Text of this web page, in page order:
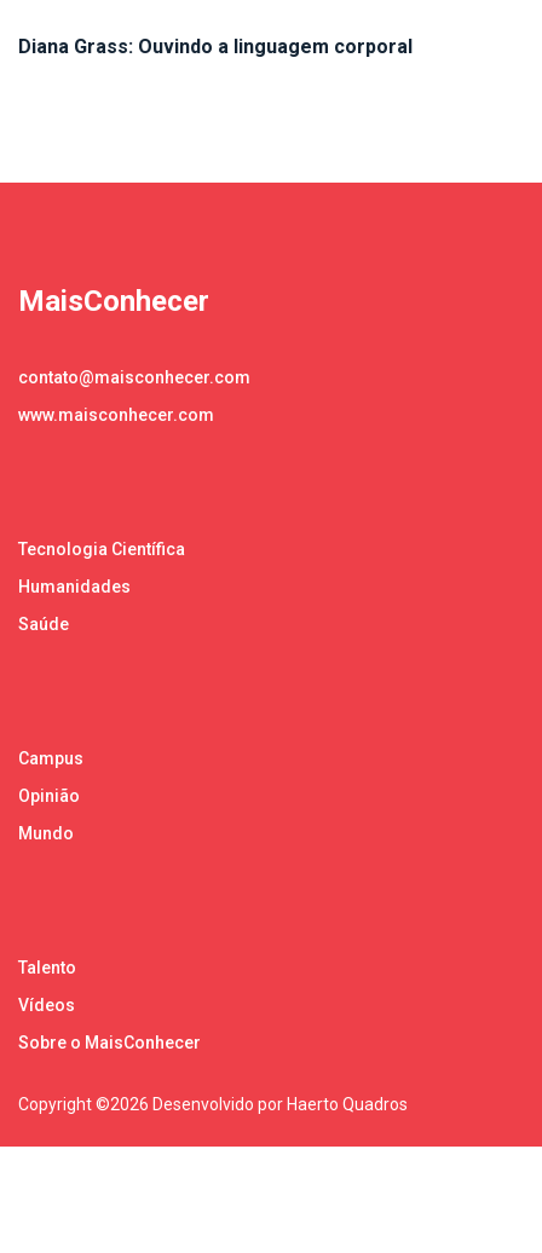
Diana Grass: Ouvindo a linguagem corporal
MaisConhecer
contato@maisconhecer.com
www.maisconhecer.com
Tecnologia Científica
Humanidades
Saúde
Campus
Opinião
Mundo
Talento
Vídeos
Sobre o MaisConhecer
Copyright ©2026 Desenvolvido por Haerto Quadros